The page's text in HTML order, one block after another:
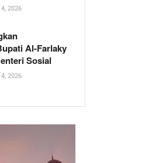
2026
Al-Farlaky
Sosial
2026